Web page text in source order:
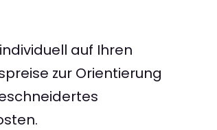
auf Ihren
zur Orientierung